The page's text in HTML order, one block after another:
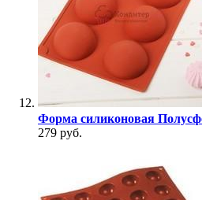
Форма силиконовая
279 руб.